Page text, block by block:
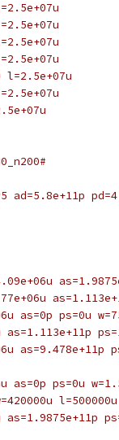
l=2.5e+07u
ad=5.8e+11p
as=0p ps=0u
as=9.478e+11p
as=0p ps=0u
l=500000u